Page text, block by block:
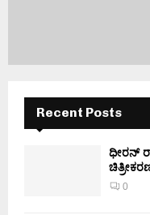
Recent Posts
ಧೀರನ್
0